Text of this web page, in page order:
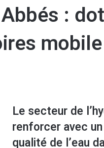
:
Le secteur de
renforcer avec
qualité de l’eau